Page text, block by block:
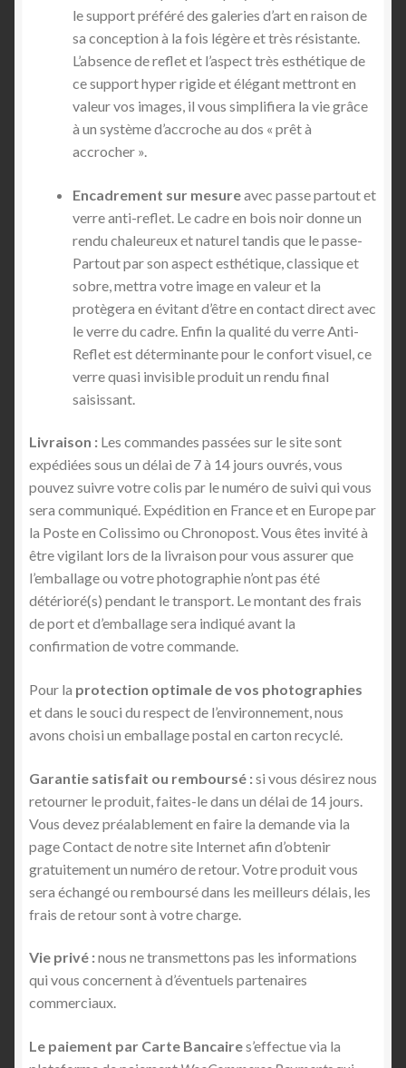
le support préféré des galeries d’art en raison de
sa conception à la fois légère et très résistante.
L’absence de reflet et l’aspect très esthétique de
ce support hyper rigide et élégant mettront en
valeur vos images, il vous simplifiera la vie grâce
à un système d’accroche au dos « prêt à
accrocher ».
Encadrement sur mesureavec passe partout et
verre anti-reflet. Le cadre en bois noir donne un
rendu chaleureux et naturel tandis que le passe-
Partout par son aspect esthétique, classique et
sobre, mettra votre image en valeur et la
protègera en évitant d’être en contact direct avec
le verre du cadre. Enfin la qualité du verre Anti-
Reflet est déterminante pour le confort visuel, ce
verre quasi invisible produit un rendu final
saisissant.
Livraison : Les commandes passées sur le site sont
expédiées sous un délai de 7 à 14 jours ouvrés, vous
pouvez suivre votre colis par le numéro de suivi qui vous
sera communiqué. Expédition en France et en Europe par
la Poste en Colissimo ou Chronopost. Vous êtes invité à
être vigilant lors de la livraison pour vous assurer que
l’emballage ou votre photographie n’ont pas été
détérioré(s) pendant le transport. Le montant des frais
de port et d’emballage sera indiqué avant la
confirmation de votre commande.
Pour la protection optimale de vos photographies
et dans le souci du respect de l’environnement, nous
avons choisi un emballage postal en carton recyclé.
Garantie satisfait ou remboursé :si vous désirez nous
retourner le produit, faites-le dans un délai de 14 jours.
Vous devez préalablement en faire la demande via la
page Contact de notre site Internet afin d’obtenir
gratuitement un numéro de retour. Votre produit vous
sera échangé ou remboursé dans les meilleurs délais, les
frais de retour sont à votre charge.
Vie privé :nous ne transmettons pas les informations
qui vous concernent à d’éventuels partenaires
commerciaux.
Le paiement par Carte Bancaires’effectue via la